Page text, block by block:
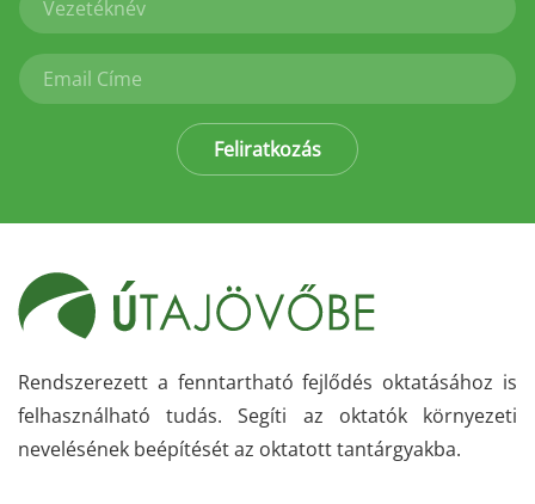
Feliratkozás
Rendszerezett a fenntartható fejlődés oktatásához is
felhasználható tudás. Segíti az oktatók környezeti
nevelésének beépítését az oktatott tantárgyakba.